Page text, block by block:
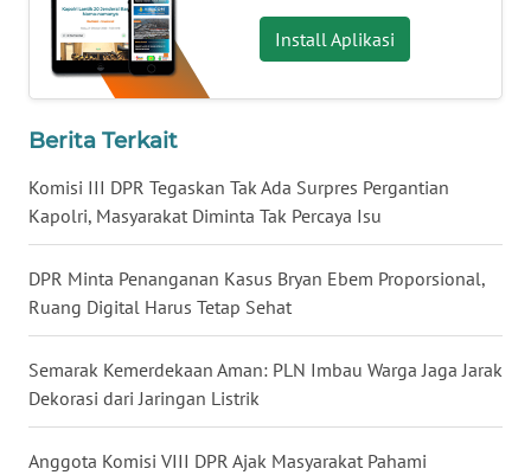
Install Aplikasi
Berita Terkait
Komisi III DPR Tegaskan Tak Ada Surpres Pergantian
Kapolri, Masyarakat Diminta Tak Percaya Isu
DPR Minta Penanganan Kasus Bryan Ebem Proporsional,
Ruang Digital Harus Tetap Sehat
Semarak Kemerdekaan Aman: PLN Imbau Warga Jaga Jarak
Dekorasi dari Jaringan Listrik
Anggota Komisi VIII DPR Ajak Masyarakat Pahami
WN
KALBAR
WN
WN
KALTARA
WN
KALSEL
WN
KALTIM